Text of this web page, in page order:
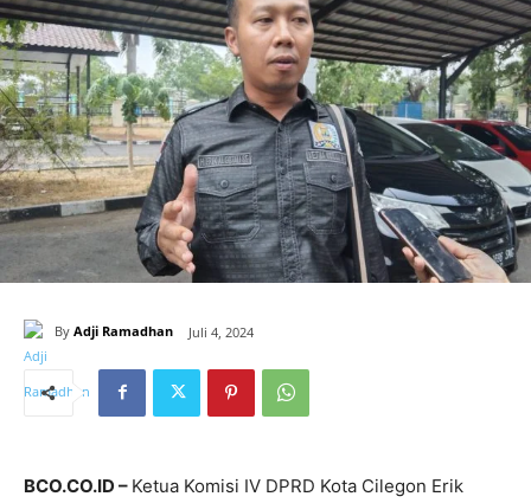
By Adji Ramadhan Juli 4, 2024
BCO.CO.ID – Ketua Komisi IV DPRD Kota Cilegon Erik